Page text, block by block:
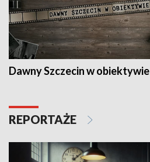
Dawny Szczecin w obiektywie
REPORTAŻE